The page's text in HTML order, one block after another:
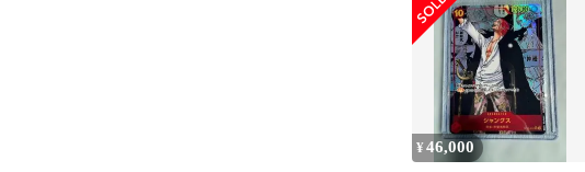
004](ブースターパック
「受け継がれる意志」)
¥46,000